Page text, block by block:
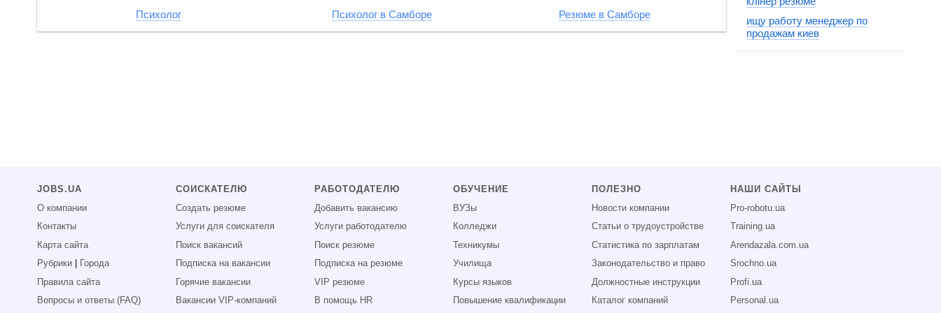
Психолог Психолог в Самборе Резюме в Самборе
ищу работу менеджер по
продажам киев
JOBS.UA
О компании
Контакты
Карта сайта
Рубрики
Города
Правила сайта
Вопросы и ответы (FAQ)
СОИСКАТЕЛЮ
Создать резюме
Услуги для соискателя
Поиск вакансий
Подписка на вакансии
Горячие вакансии
Вакансии VIP-компаний
РАБОТОДАТЕЛЮ
Добавить вакансию
Услуги работодателю
Поиск резюме
Подписка на резюме
VIP резюме
В помощь HR
ОБУЧЕНИЕ
ВУЗы
Колледжи
Техникумы
Училища
Курсы языков
Повышение квалификации
ПОЛЕЗНО
Новости компании
Статьи о трудоустройстве
Статистика по зарплатам
Законодательство и право
Должностные инструкции
Каталог компаний
НАШИ САЙТЫ
Pro-robotu.ua
Training.ua
Arendazala.com.ua
Srochno.ua
Profi.ua
Personal.ua